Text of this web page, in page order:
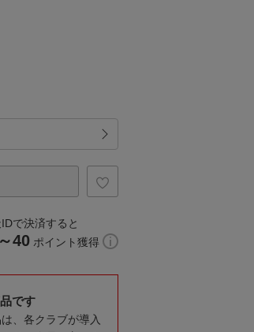
で決済すると
40 ポイント獲得
です
、各クラブが導入